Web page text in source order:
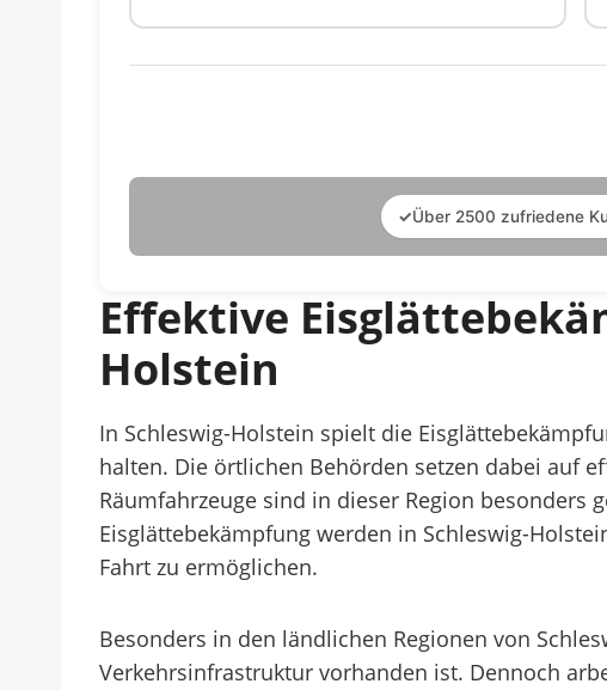
✓Über 2500 zufriedene
Effektive
Holstein
In Schleswig-Holstein spielt die
halten. Die örtlichen Behörden setzen dabei auf
Räumfahrzeuge sind in dieser Region besonders
Eisglättebekämpfung werden in Schleswig-
Fahrt zu ermöglichen.
Besonders in den ländlichen Regionen von
Verkehrsinfrastruktur vorhanden ist. Dennoch